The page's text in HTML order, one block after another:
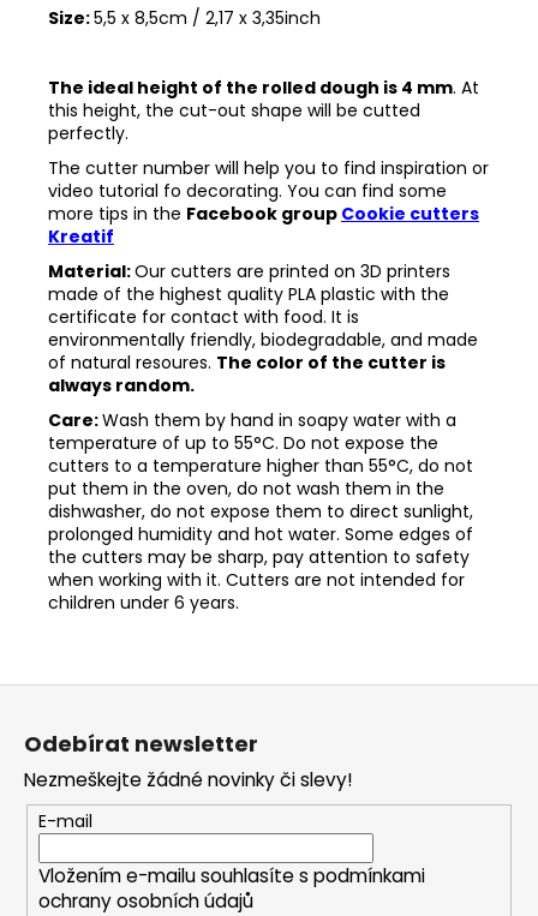
Size:5,5 x 8,5cm / 2,17 x 3,35inch
The ideal height of the rolled dough is 4 mm. At
this height, the cut-out shape will be cutted
perfectly.
The cutter number will help you to find inspiration or
video tutorial fo decorating. You can find some
more tips in the Facebook group Cookie cutters
Kreatif
Material:Our cutters are printed on 3D printers
made of the highest quality PLA plastic with the
certificate for contact with food. It is
environmentally friendly, biodegradable, and made
of natural resoures. The color of the cutter is
always random.
Care:Wash them by hand in soapy water with a
temperature of up to 55°C. Do not expose the
cutters to a temperature higher than 55°C, do not
put them in the oven, do not wash them in the
dishwasher, do not expose them to direct sunlight,
prolonged humidity and hot water. Some edges of
the cutters may be sharp, pay attention to safety
when working with it. Cutters are not intended for
children under 6 years.
Z
Odebírat newsletter
Nezmeškejte žádné novinky či slevy!
E-mail
Vložením e-mailu souhlasíte s podmínkami
ochrany osobních údajů